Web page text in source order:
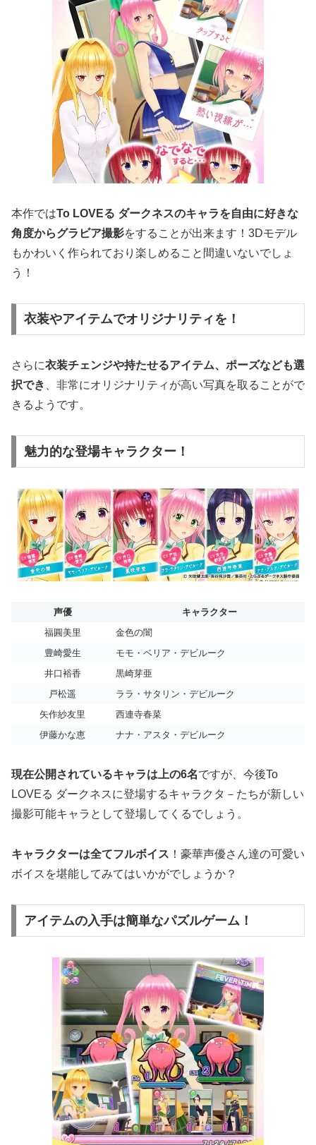
本作ではTo LOVEる ダークネスのキャラを自由に好きな
角度からグラビア撮影をすることが出来ます！3Dモデル
もかわいく作られており楽しめること間違いないでしょ
う！
衣装やアイテムでオリジナリティを！
さらに衣装チェンジや持たせるアイテム、ポーズなども選
択でき
、非常にオリジナリティが高い写真を取ることがで
きるようです。
魅力的な登場キャラクター！
声優
キャラクター
福圓美里
金色の闇
豊崎愛生
モモ・ベリア・デビルーク
井口裕香
黒崎芽亜
戸松遥
ララ・サタリン・デビルーク
矢作紗友里
西連寺春菜
伊藤かな恵
ナナ・アスタ・デビルーク
現在公開されているキャラは上の6名ですが、今後To
LOVEる ダークネスに登場するキャラクタ－たちが新しい
撮影可能キャラとして登場してくるでしょう。
キャラクターは全てフルボイス ！豪華声優さん達の可愛い
ボイスを堪能してみてはいかがでしょうか？
アイテムの入手は簡単なパズルゲーム！